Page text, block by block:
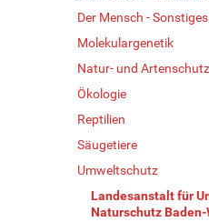
Der Mensch - Sonstiges
Molekulargenetik
Natur- und Artenschutz
Ökologie
Reptilien
Säugetiere
Umweltschutz
Landesanstalt für
Naturschutz